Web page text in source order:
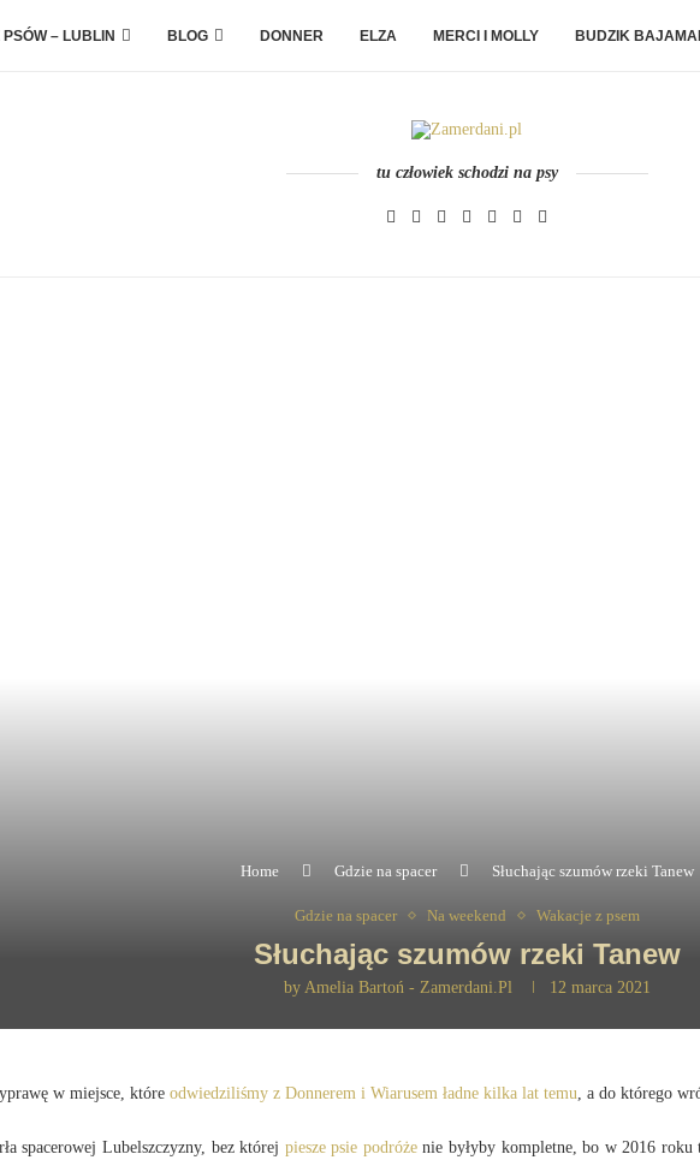
– LUBLIN BLOG DONNER ELZA MERCI I MOLLY BUDZIK
tu człowiek schodzi na psy
Home Gdzie na spacer Słuchając szumów rzeki Tanew
Gdzie na spacer Na weekend Wakacje z psem
Słuchając szumów rzeki Tanew
by Amelia Bartoń - Zamerdani.pl 12 marca 2021
w miejsce, które odwiedziliśmy z Donnerem i Wiarusem ładne kilka lat temu, a do którego
spacerowej Lubelszczyzny, bez której piesze psie podróżenie byłyby kompletne, bo w 2016 roku